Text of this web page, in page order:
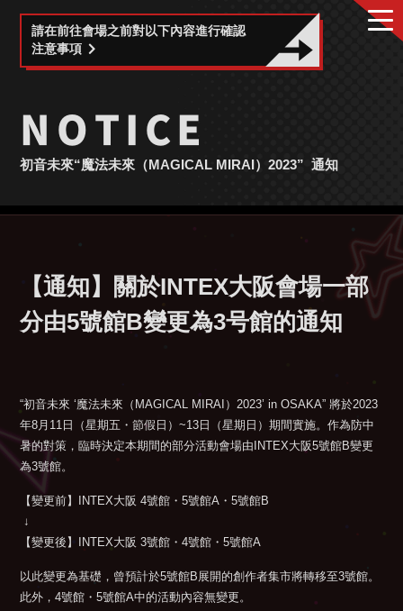
請在前往會場之前對以下內容進行確認
注意事項
NOTICE
初音未來“魔法未來（MAGICAL MIRAI）2023” 通知
【通知】關於INTEX大阪會場一部
分由5號館B變更為3号館的通知
“初音未來 ‘魔法未來（MAGICAL MIRAI）2023’ in OSAKA” 將於2023
年8月11日（星期五・節假日）~13日（星期日）期間實施。作為防中
暑的對策，臨時決定本期間的部分活動會場由INTEX大阪5號館B變更
為3號館。
【變更前】INTEX大阪 4號館・5號館A・5號館B
↓
【變更後】INTEX大阪 3號館・4號館・5號館A
以此變更為基礎，曾預計於5號館B展開的創作者集市將轉移至3號館。
此外，4號館・5號館A中的活動內容無變更。